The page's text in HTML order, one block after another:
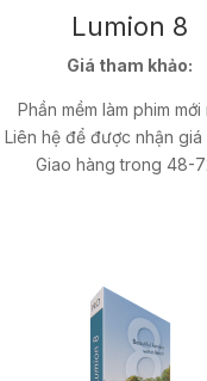
Lumion 8
Giá tham khảo:
Phần mềm làm phim mới
Liên hệ để được nhận giá
Giao hàng trong 48-